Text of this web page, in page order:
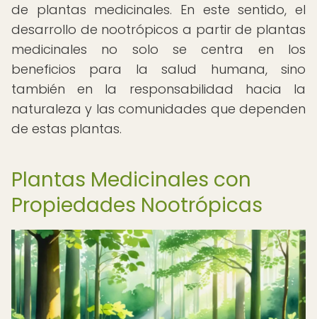
de plantas medicinales. En este sentido, el
desarrollo de nootrópicos a partir de plantas
medicinales no solo se centra en los
beneficios para la salud humana, sino
también en la responsabilidad hacia la
naturaleza y las comunidades que dependen
de estas plantas.
Plantas Medicinales con
Propiedades Nootrópicas